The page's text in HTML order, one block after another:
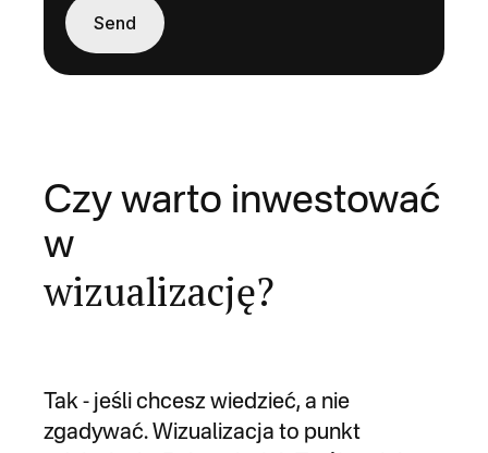
Czy warto inwestować
w
wizualizację?
Tak - jeśli chcesz wiedzieć, a nie
zgadywać. Wizualizacja to punkt